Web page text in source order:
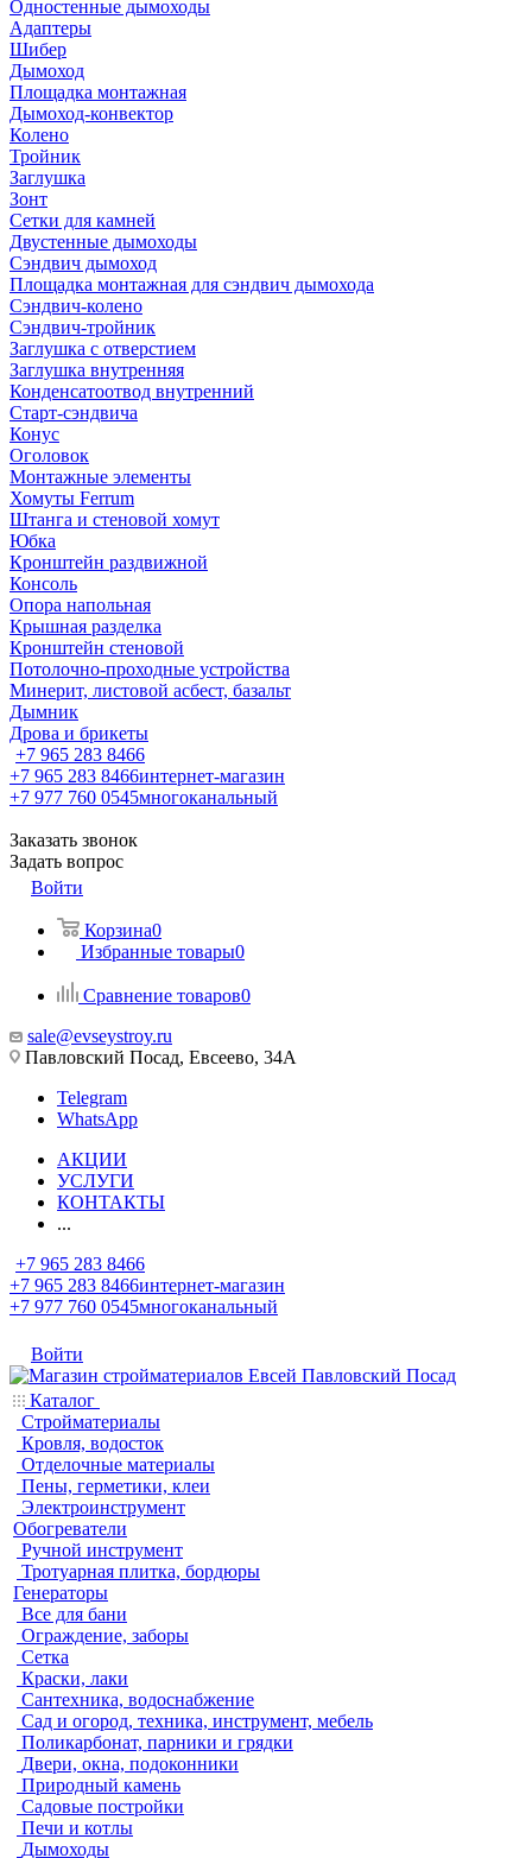
Одностенные дымоходы
Адаптеры
Шибер
Дымоход
Площадка монтажная
Дымоход-конвектор
Колено
Тройник
Заглушка
Зонт
Сетки для камней
Двустенные дымоходы
Сэндвич дымоход
Площадка монтажная для сэндвич дымохода
Сэндвич-колено
Сэндвич-тройник
Заглушка с отверстием
Заглушка внутренняя
Конденсатоотвод внутренний
Старт-сэндвича
Конус
Оголовок
Монтажные элементы
Хомуты Ferrum
Штанга и стеновой хомут
Юбка
Кронштейн раздвижной
Консоль
Опора напольная
Крышная разделка
Кронштейн стеновой
Потолочно-проходные устройства
Минерит, листовой асбест, базальт
Дымник
Дрова и брикеты
+7 965 283 8466
+7 965 283 8466интернет-магазин
+7 977 760 0545многоканальный
Заказать звонок
Задать вопрос
Войти
Корзина0
Избранные товары0
Сравнение товаров0
sale@evseystroy.ru
Павловский Посад, Евсеево, 34А
Telegram
WhatsApp
АКЦИИ
УСЛУГИ
КОНТАКТЫ
...
+7 965 283 8466
+7 965 283 8466интернет-магазин
+7 977 760 0545многоканальный
Войти
Каталог
Стройматериалы
Кровля, водосток
Отделочные материалы
Пены, герметики, клеи
Электроинструмент
Обогреватели
Ручной инструмент
Тротуарная плитка, бордюры
Генераторы
Все для бани
Ограждение, заборы
Сетка
Краски, лаки
Сантехника, водоснабжение
Сад и огород, техника, инструмент, мебель
Поликарбонат, парники и грядки
Двери, окна, подоконники
Природный камень
Садовые постройки
Печи и котлы
Дымоходы